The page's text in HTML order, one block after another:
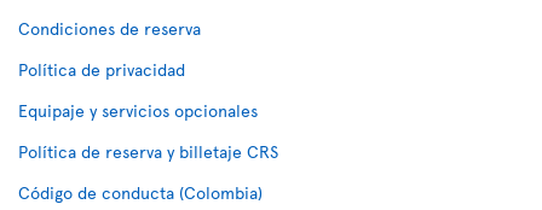
Condiciones de reserva
Política de privacidad
Equipaje y servicios opcionales
Política de reserva y billetaje CRS
Código de conducta (Colombia)